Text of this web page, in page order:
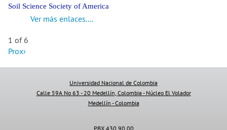
Soil Science Society of America
1 of 6
Prox›
Ver más enlaces....
Universidad Nacional de Colombia
Calle 59A No 63 - 20 Medellín, Colombia - Núcleo El Volador
Medellín - Colombia
PBX 430 90 00